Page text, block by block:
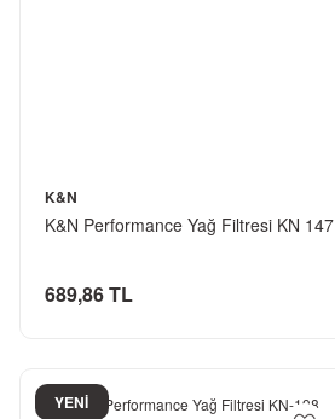
K&N
K&N Performance Yağ Filtresi KN 147
689,86 TL
YENİ